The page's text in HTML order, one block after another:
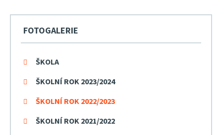
FOTOGALERIE
ŠKOLA
ŠKOLNÍ ROK 2023/2024
ŠKOLNÍ ROK 2022/2023
ŠKOLNÍ ROK 2021/2022